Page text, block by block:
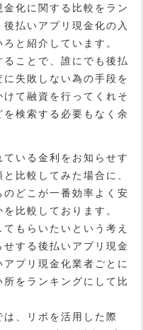
化に関する比較をラン
払いアプリ現金化の入
と紹介しています。
ことで、誰にでも後払
失敗しない為の手段を
て融資を行ってくれそ
検索する必要もなく余
いる金利をお知らせす
比較してみた場合に、
どこが一番効率よく安
比較しております。
もらいたいという考え
する後払いアプリ現金
プリ現金化業者ごとに
をランキングにして比
、リボを活用した際